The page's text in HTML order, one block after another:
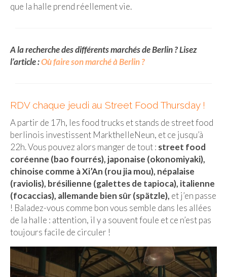
Kamakura
Mont Fuji
Cameron Highlands
Penang
Singapour
Vietnam
Baie d’Halong
que la halle prend réellement vie.
A la recherche des différents marchés de Berlin ? Lisez
l’article :Où faire son marché à Berlin ?
RDV chaque jeudi au Street Food Thursday !
A partir de 17h, les food trucks et stands de street food
berlinois investissent MarkthelleNeun, et ce jusqu’à
22h. Vous pouvez alors manger de tout : street food
coréenne (bao fourrés), japonaise (okonomiyaki),
chinoise comme à Xi’An (rou jia mou), népalaise
(raviolis), brésilienne (galettes de tapioca), italienne
(focaccias), allemande bien sûr (spätzle), et j’en passe
! Baladez-vous comme bon vous semble dans les allées
de la halle : attention, il y a souvent foule et ce n’est pas
toujours facile de circuler !